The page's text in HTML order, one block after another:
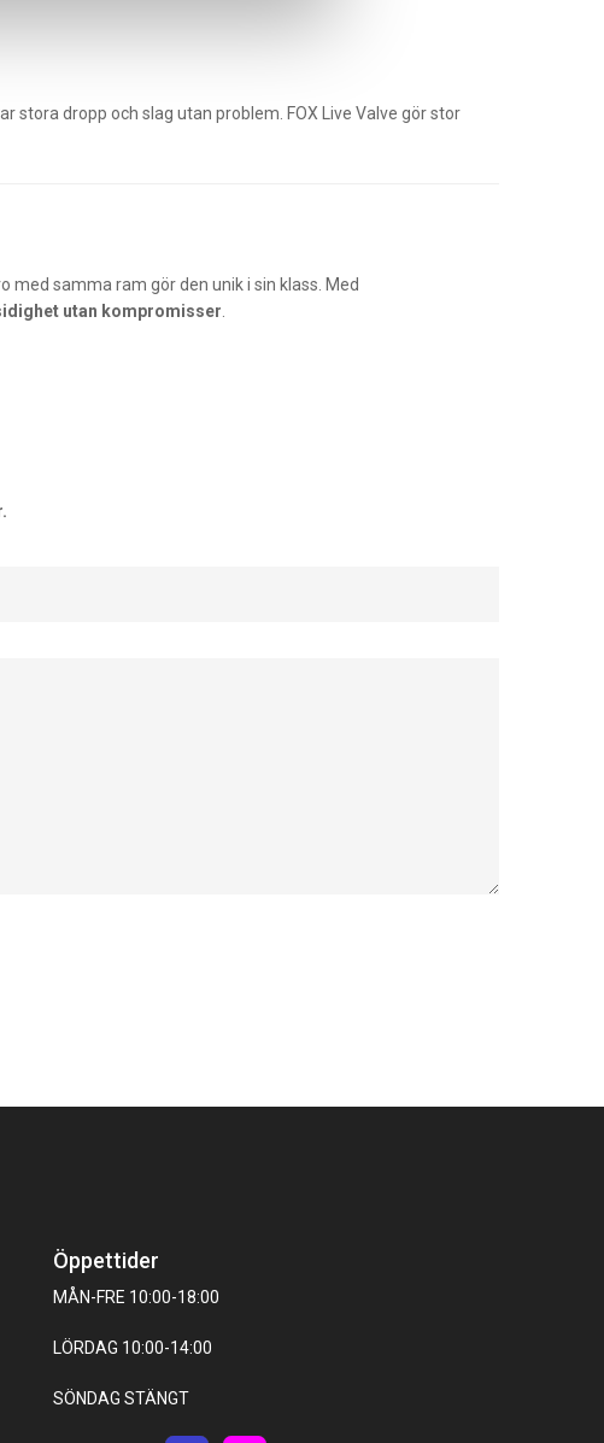
stora dropp och slag utan problem. FOX Live Valve gör stor
samma ram gör den unik i sin klass. Med
utan kompromisser
Öppettider
MÅN-FRE 10:00-18:00
LÖRDAG 10:00-14:00
SÖNDAG STÄNGT